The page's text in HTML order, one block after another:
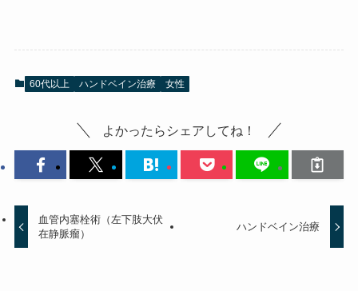
60代以上 ハンドベイン治療 女性
よかったらシェアしてね！
血管内塞栓術（左下肢大伏
在静脈瘤）
ハンドベイン治療